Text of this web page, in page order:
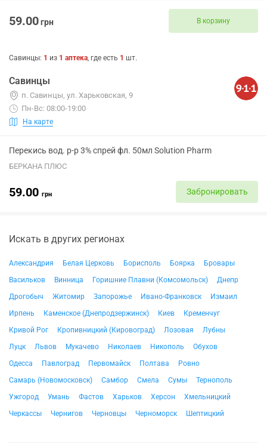
59.00грн В корзину
Савинцы: 1 из 1 аптека, где есть 1 шт.
Савинцы
п. Савинцы, ул. Харьковская, 9
Пн-Вс: 08:00-19:00
На карте
Перекись вод. р-р 3% спрей фл. 50мл Solution Pharm
БЕРКАНА ПЛЮС
59.00 грн Забронировать
Искать в других регионах
Александрия Белая Церковь Борисполь Боярка
Бровары
Васильков
Винница Горишние Плавни (Комсомольск)
Днепр
Дрогобыч
Житомир Запорожье Ивано-Франковск
Измаил
Ирпень
Каменское (Днепродзержинск) Киев
Кременчуг
Кривой Рог
Кропивницкий (Кировоград) Лозовая
Лубны
Луцк
Львов Мукачево Николаев Никополь
Обухов
Одесса
Павлоград Первомайск Полтава
Ровно
Самарь (Новомосковск)
Самбор Смела Сумы
Тернополь
Ужгород
Умань Фастов Харьков Херсон
Хмельницкий
Черкассы
Чернигов Черновцы Черноморск Шептицкий